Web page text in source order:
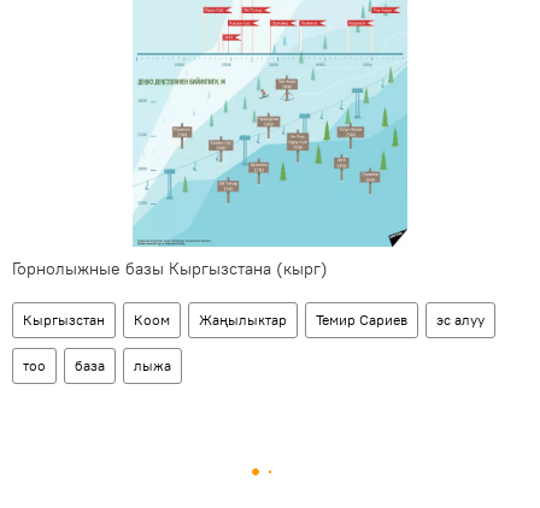
Горнолыжные базы Кыргызстана (кырг)
Кыргызстан Коом Жаңылыктар Темир Сариев эс алуу
тоо база лыжа